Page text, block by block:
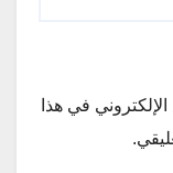
في هذا